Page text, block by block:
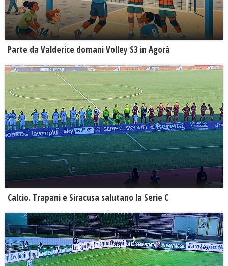
Parte da Valderice domani Volley S3 in Agorà
Calcio. Trapani e Siracusa salutano la Serie C